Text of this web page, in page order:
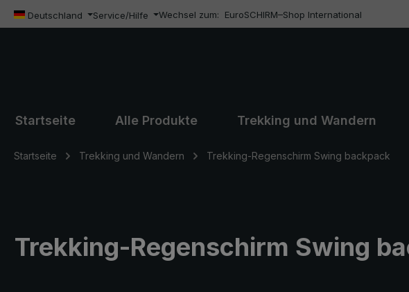
Hauptinhalt springen
Zur Suche springen
Zur Hauptnavigation springen
Deutschland Service/Hilfe Wechsel zum: EuroSCHIRM–Shop International
Startseite Alle Produkte Trekking und Wandern
Startseite Trekking und Wandern Trekking-Regenschirm Swing backpack
Trekking-Regenschirm Swing